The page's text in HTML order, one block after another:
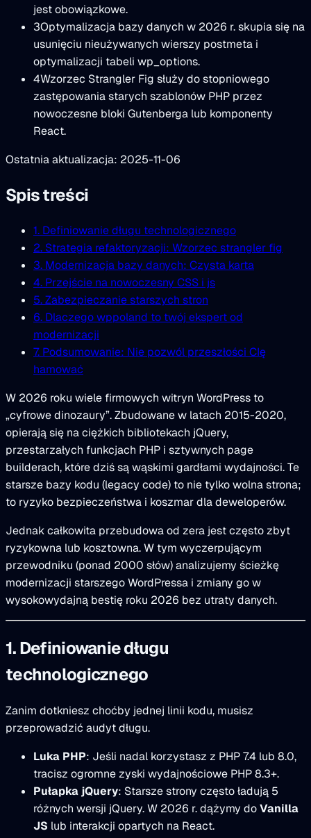
jest obowiązkowe.
3Optymalizacja bazy danych w 2026 r. skupia się na
usunięciu nieużywanych wierszy postmeta i
optymalizacji tabeli wp_options.
4Wzorzec Strangler Fig służy do stopniowego
zastępowania starych szablonów PHP przez
nowoczesne bloki Gutenberga lub komponenty
React.
Ostatnia aktualizacja: 2025-11-06
Spis treści
1. Definiowanie długu technologicznego
2. Strategia refaktoryzacji: Wzorzec strangler fig
3. Modernizacja bazy danych: Czysta karta
4. Przejście na nowoczesny CSS i js
5. Zabezpieczanie starszych stron
6. Dlaczego wppoland to twój ekspert od
modernizacji
7. Podsumowanie: Nie pozwól przeszłości CIę
hamować
W 2026 roku wiele firmowych witryn WordPress to
„cyfrowe dinozaury”. Zbudowane w latach 2015-2020,
opierają się na ciężkich bibliotekach jQuery,
przestarzałych funkcjach PHP i sztywnych page
builderach, które dziś są wąskimi gardłami wydajności. Te
starsze bazy kodu (legacy code) to nie tylko wolna strona;
to ryzyko bezpieczeństwa i koszmar dla deweloperów.
Jednak całkowita przebudowa od zera jest często zbyt
ryzykowna lub kosztowna. W tym wyczerpującym
przewodniku (ponad 2000 słów) analizujemy ścieżkę
modernizacji starszego WordPressa i zmiany go w
wysokowydajną bestię roku 2026 bez utraty danych.
1. Definiowanie długu
technologicznego
Zanim dotkniesz choćby jednej linii kodu, musisz
przeprowadzić audyt długu.
Luka PHP: Jeśli nadal korzystasz z PHP 7.4 lub 8.0,
tracisz ogromne zyski wydajnościowe PHP 8.3+.
Pułapka jQuery: Starsze strony często ładują 5
różnych wersji jQuery. W 2026 r. dążymy doVanilla
JS lub interakcji opartych na React.